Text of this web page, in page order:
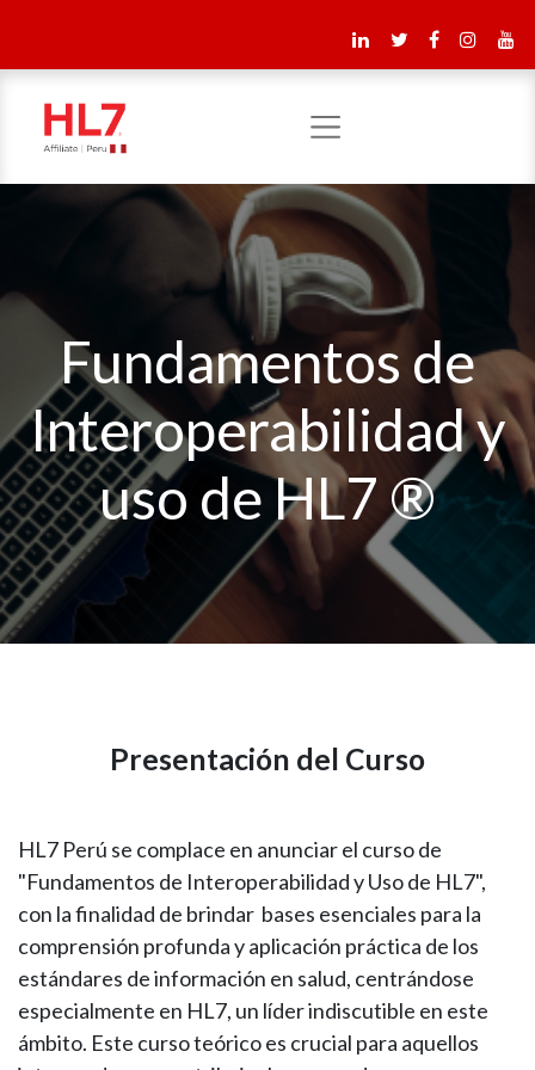
Fundamentos de
Interoperabilidad y
uso de HL7 ®
Presentación del Curso
HL7 Perú se complace en anunciar el curso de
"Fundamentos de Interoperabilidad y Uso de HL7",
con la finalidad de brindar bases esenciales para la
comprensión profunda y aplicación práctica de los
estándares de información en salud, centrándose
especialmente en HL7, un líder indiscutible en este
ámbito. Este curso teórico es crucial para aquellos